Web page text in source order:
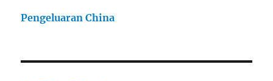
Pengeluaran China